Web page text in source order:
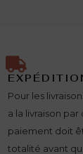
Pour les
a la livraison
paiement doit
totalité avant